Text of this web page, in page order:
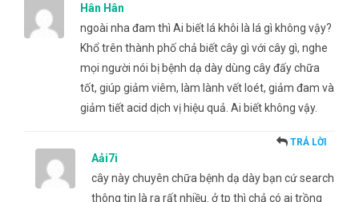
Hân Hân
ngoài nha đam thì Ai biết lá khôi là lá gì không vậy?
Khổ trên thành phố chả biết cây gì với cây gì, nghe
mọi người nói bị bệnh dạ dày dùng cây đấy chữa
tốt, giúp giảm viêm, làm lành vết loét, giảm đam và
giảm tiết acid dịch vị hiệu quả. Ai biết không vậy.
Aải7i
TRẢ LỜI
cây này chuyên chữa bệnh dạ dày bạn cứ search
thông tin là ra rất nhiều. ở tp thì chả có ai trồng